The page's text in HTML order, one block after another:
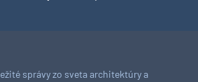
správy zo sveta architektúry a